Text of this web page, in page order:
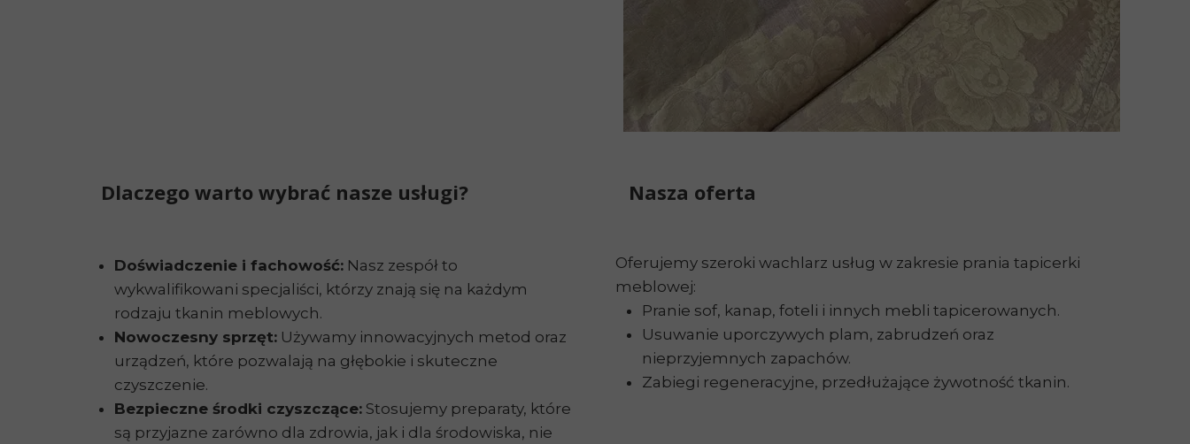
Pranie wykładzin i dywanów
Osuszanie
Ozonowanie
Dlaczego warto wybrać nasze usługi?
Doświadczenie i fachowość: Nasz zespół to
wykwalifikowani specjaliści, którzy znają się na każdym
rodzaju tkanin meblowych.
Nowoczesny sprzęt: Używamy innowacyjnych metod oraz
urządzeń, które pozwalają na głębokie i skuteczne
czyszczenie.
Bezpieczne środki czyszczące: Stosujemy preparaty, które
są przyjazne zarówno dla zdrowia, jak i dla środowiska, nie
Nasza oferta
Oferujemy szeroki wachlarz usług w zakresie prania tapicerki
meblowej:
Pranie sof, kanap, foteli i innych mebli tapicerowanych.
Usuwanie uporczywych plam, zabrudzeń oraz
nieprzyjemnych zapachów.
Zabiegi regeneracyjne, przedłużające żywotność tkanin.